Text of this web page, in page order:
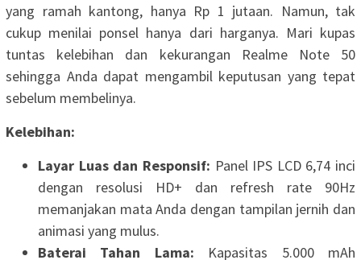
yang ramah kantong, hanya Rp 1 jutaan. Namun, tak
cukup menilai ponsel hanya dari harganya. Mari kupas
tuntas kelebihan dan kekurangan Realme Note 50
sehingga Anda dapat mengambil keputusan yang tepat
sebelum membelinya.
Kelebihan:
Layar Luas dan Responsif: Panel IPS LCD 6,74 inci
dengan resolusi HD+ dan refresh rate 90Hz
memanjakan mata Anda dengan tampilan jernih dan
animasi yang mulus.
Baterai Tahan Lama: Kapasitas 5.000 mAh